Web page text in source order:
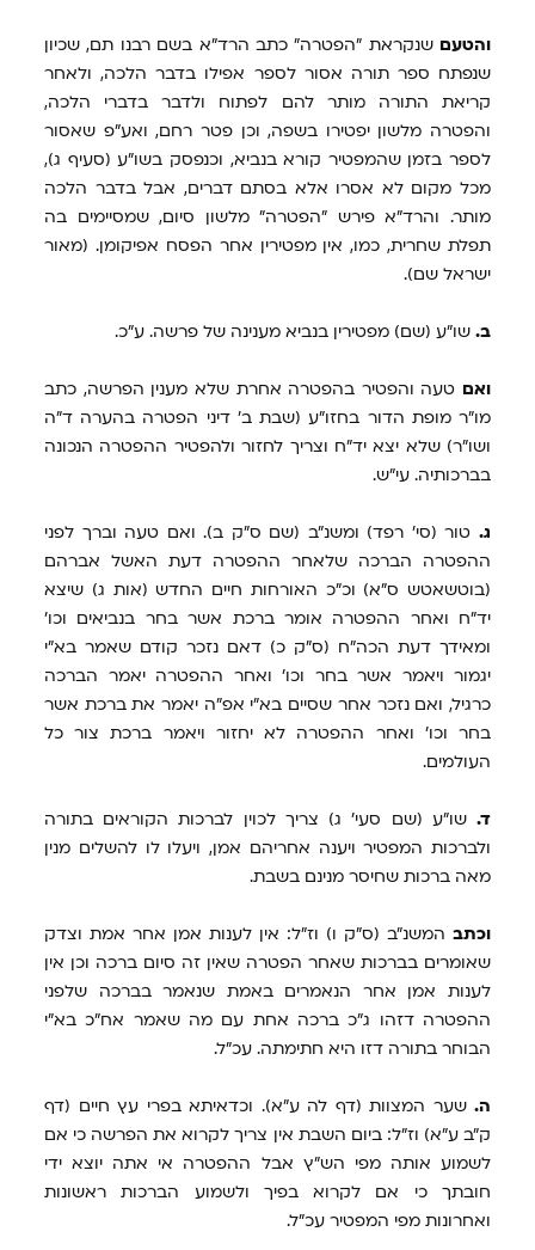
והטעם שנקראת "הפטרה" כתב הרד"א בשם רבנו תם, שכיון
שנפתח ספר תורה אסור לספר אפילו בדבר הלכה, ולאחר
קריאת התורה מותר להם לפתוח ולדבר בדברי הלכה,
והפטרה מלשון יפטירו בשפה, וכן פטר רחם, ואע"פ שאסור
לספר בזמן שהמפטיר קורא בנביא, וכנפסק בשו"ע (סעיף ג),
מכל מקום לא אסרו אלא בסתם דברים, אבל בדבר הלכה
מותר. והרד"א פירש "הפטרה" מלשון סיום, שמסיימים בה
תפלת שחרית, כמו, אין מפטירין אחר הפסח אפיקומן. (מאור
ישראל שם).
ב. שו"ע (שם) מפטירין בנביא מענינה של פרשה. ע"כ.
ואם טעה והפטיר בהפטרה אחרת שלא מענין הפרשה, כתב
מו"ר מופת הדור בחזו"ע (שבת ב' דיני הפטרה בהערה ד"ה
ושו"ר) שלא יצא יד"ח וצריך לחזור ולהפטיר ההפטרה הנכונה
בברכותיה. עי"ש.
ג. טור (סי' רפד) ומשנ"ב (שם ס"ק ב). ואם טעה וברך לפני
ההפטרה הברכה שלאחר ההפטרה דעת האשל אברהם
(בוטשאטש ס"א) וכ"כ האורחות חיים החדש (אות ג) שיצא
יד"ח ואחר ההפטרה אומר ברכת אשר בחר בנביאים וכו'
ומאידך דעת הכה"ח (ס"ק כ) דאם נזכר קודם שאמר בא"י
יגמור ויאמר אשר בחר וכו' ואחר ההפטרה יאמר הברכה
כרגיל, ואם נזכר אחר שסיים בא"י אפ"ה יאמר את ברכת אשר
בחר וכו' ואחר ההפטרה לא יחזור ויאמר ברכת צור כל
העולמים.
ד. שו"ע (שם סעי' ג) צריך לכוין לברכות הקוראים בתורה
ולברכות המפטיר ויענה אחריהם אמן, ויעלו לו להשלים מנין
מאה ברכות שחיסר מנינם בשבת.
וכתב המשנ"ב (ס"ק ו) וז"ל: אין לענות אמן אחר אמת וצדק
שאומרים בברכות שאחר הפטרה שאין זה סיום ברכה וכן אין
לענות אמן אחר הנאמרים באמת שנאמר בברכה שלפני
ההפטרה דזהו ג"כ ברכה אחת עם מה שאמר אח"כ בא"י
הבוחר בתורה דזו היא חתימתה. עכ"ל.
ה. שער המצוות (דף לה ע"א). וכדאיתא בפרי עץ חיים (דף
ק"ב ע"א) וז"ל: ביום השבת אין צריך לקרוא את הפרשה כי אם
לשמוע אותה מפי הש"ץ אבל ההפטרה אי אתה יוצא ידי
חובתך כי אם לקרוא בפיך ולשמוע הברכות ראשונות
ואחרונות מפי המפטיר עכ"ל.